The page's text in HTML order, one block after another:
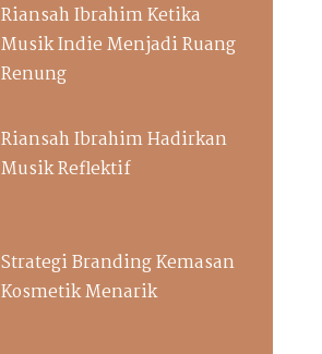
Riansah Ibrahim Ketika
Musik Indie Menjadi Ruang
Renung
Riansah Ibrahim Hadirkan
Musik Reflektif
Strategi Branding Kemasan
Kosmetik Menarik